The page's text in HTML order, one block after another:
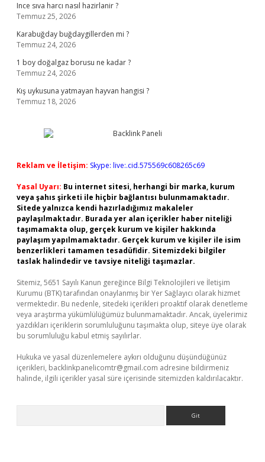
Ince sıva harcı nasıl hazirlanir ?
Temmuz 25, 2026
Karabuğday buğdaygillerden mi ?
Temmuz 24, 2026
1 boy doğalgaz borusu ne kadar ?
Temmuz 24, 2026
Kış uykusuna yatmayan hayvan hangisi ?
Temmuz 18, 2026
Reklam ve İletişim: Skype: live:.cid.575569c608265c69
Yasal Uyarı: Bu internet sitesi, herhangi bir marka, kurum
veya şahıs şirketi ile hiçbir bağlantısı bulunmamaktadır.
Sitede yalnızca kendi hazırladığımız makaleler
paylaşılmaktadır. Burada yer alan içerikler haber niteliği
taşımamakta olup, gerçek kurum ve kişiler hakkında
paylaşım yapılmamaktadır. Gerçek kurum ve kişiler ile isim
benzerlikleri tamamen tesadüfidir. Sitemizdeki bilgiler
taslak halindedir ve tavsiye niteliği taşımazlar.
Sitemiz, 5651 Sayılı Kanun gereğince Bilgi Teknolojileri ve İletişim
Kurumu (BTK) tarafından onaylanmış bir Yer Sağlayıcı olarak hizmet
vermektedir. Bu nedenle, sitedeki içerikleri proaktif olarak denetleme
veya araştırma yükümlülüğümüz bulunmamaktadır. Ancak, üyelerimiz
yazdıkları içeriklerin sorumluluğunu taşımakta olup, siteye üye olarak
bu sorumluluğu kabul etmiş sayılırlar.
Hukuka ve yasal düzenlemelere aykırı olduğunu düşündüğünüz
içerikleri, backlinkpanelicomtr@gmail.com adresine bildirmeniz
halinde, ilgili içerikler yasal süre içerisinde sitemizden kaldırılacaktır.